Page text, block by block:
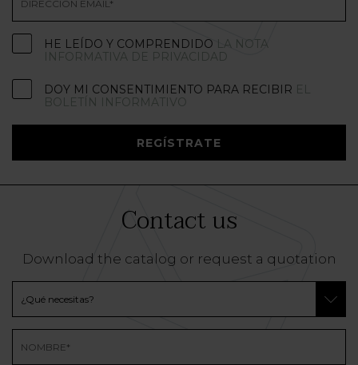
HE LEÍDO Y COMPRENDIDO LA NOTA
INFORMATIVA DE PRIVACIDAD
DOY MI CONSENTIMIENTO PARA RECIBIR EL
BOLETÍN INFORMATIVO
REGÍSTRATE
Contact us
Download the catalog or request a quotation